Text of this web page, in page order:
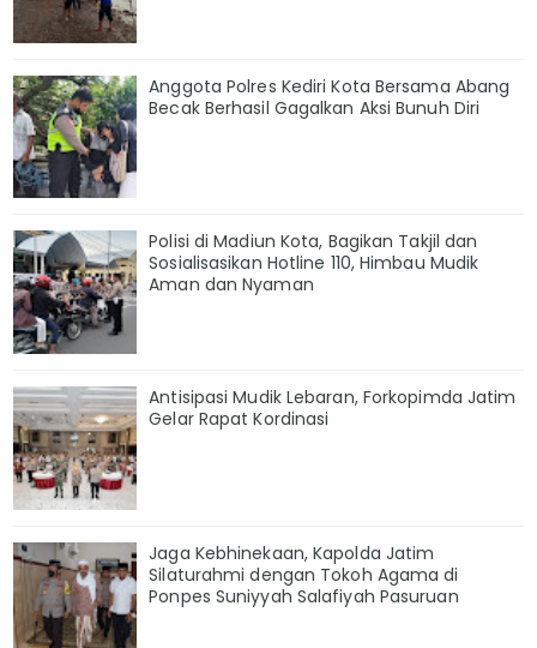
Anggota Polres Kediri Kota Bersama Abang
Becak Berhasil Gagalkan Aksi Bunuh Diri
Polisi di Madiun Kota, Bagikan Takjil dan
Sosialisasikan Hotline 110, Himbau Mudik
Aman dan Nyaman
Antisipasi Mudik Lebaran, Forkopimda Jatim
Gelar Rapat Kordinasi
Jaga Kebhinekaan, Kapolda Jatim
Silaturahmi dengan Tokoh Agama di
Ponpes Suniyyah Salafiyah Pasuruan